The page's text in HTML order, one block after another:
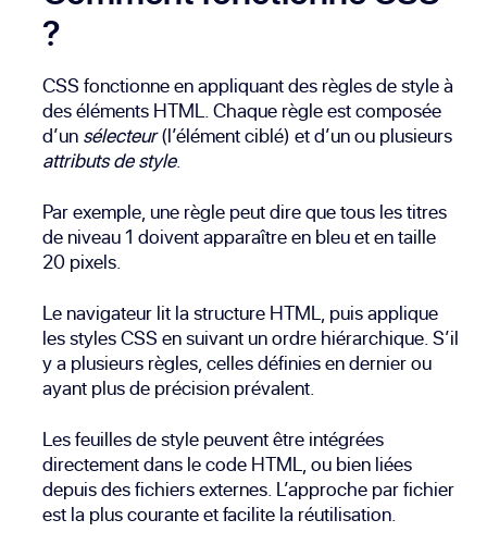
?
CSS fonctionne en appliquant des règles de style à
des éléments HTML. Chaque règle est composée
d’un sélecteur(l’élément ciblé) et d’un ou plusieurs
attributs de style.
Par exemple, une règle peut dire que tous les titres
de niveau 1 doivent apparaître en bleu et en taille
20 pixels.
Le navigateur lit la structure HTML, puis applique
les styles CSS en suivant un ordre hiérarchique. S’il
y a plusieurs règles, celles définies en dernier ou
ayant plus de précision prévalent.
Les feuilles de style peuvent être intégrées
directement dans le code HTML, ou bien liées
depuis des fichiers externes. L’approche par fichier
est la plus courante et facilite la réutilisation.